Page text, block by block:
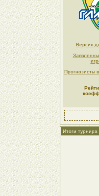
Версия
Прогнозисты
Итоги турнира